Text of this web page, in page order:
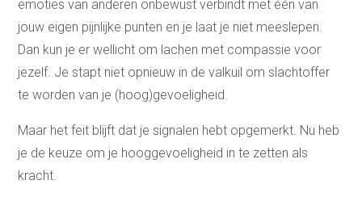
emoties van anderen onbewust verbindt met één van
jouw eigen pijnlijke punten en je laat je niet meeslepen.
Dan kun je er wellicht om lachen met compassie voor
jezelf. Je stapt niet opnieuw in de valkuil om slachtoffer
te worden van je (hoog)gevoeligheid.
Maar het feit blijft dat je signalen hebt opgemerkt. Nu heb
je de keuze om je hooggevoeligheid in te zetten als
kracht.